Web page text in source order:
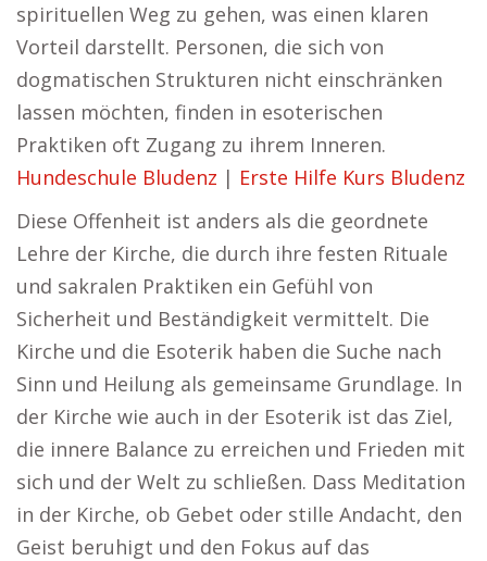
spirituellen Weg zu gehen, was einen klaren
Vorteil darstellt. Personen, die sich von
dogmatischen Strukturen nicht einschränken
lassen möchten, finden in esoterischen
Praktiken oft Zugang zu ihrem Inneren.
Hundeschule Bludenz | Erste Hilfe Kurs Bludenz
Diese Offenheit ist anders als die geordnete
Lehre der Kirche, die durch ihre festen Rituale
und sakralen Praktiken ein Gefühl von
Sicherheit und Beständigkeit vermittelt. Die
Kirche und die Esoterik haben die Suche nach
Sinn und Heilung als gemeinsame Grundlage. In
der Kirche wie auch in der Esoterik ist das Ziel,
die innere Balance zu erreichen und Frieden mit
sich und der Welt zu schließen. Dass Meditation
in der Kirche, ob Gebet oder stille Andacht, den
Geist beruhigt und den Fokus auf das